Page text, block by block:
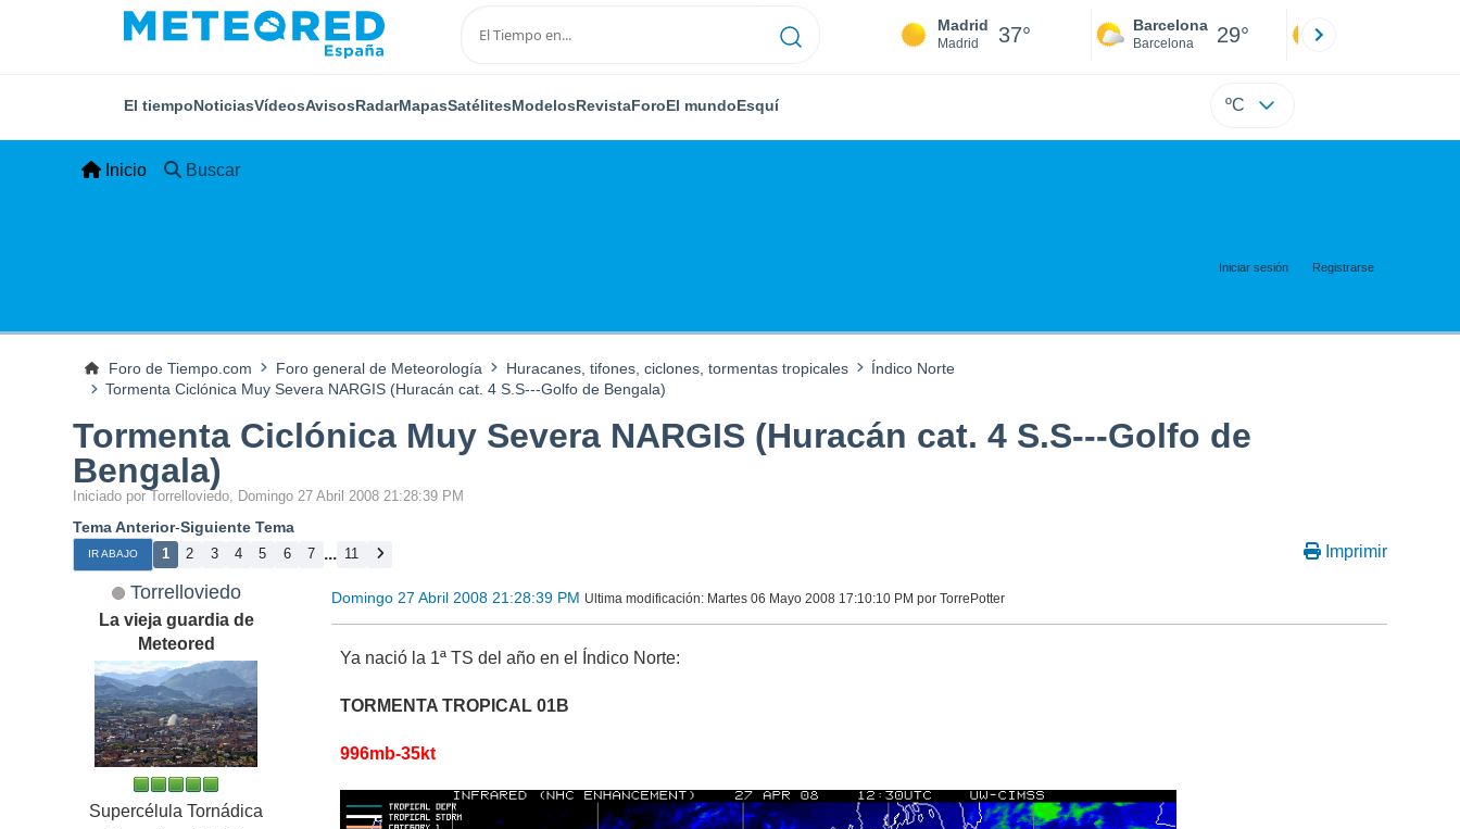
Madrid
Madrid 37° Barcelona
Barcelona 29°
El tiempoNoticiasVídeosAvisosRadarMapasSatélitesModelosRevistaForoEl mundoEsquí ºC
Inicio Buscar
Iniciar sesión Registrarse
Foro de Tiempo.com Foro general de Meteorología Huracanes, tifones, ciclones, tormentas tropicales
Índico Norte
Tormenta Ciclónica Muy Severa NARGIS (Huracán cat. 4 S.S---Golfo de Bengala)
Tormenta Ciclónica Muy Severa NARGIS (Huracán cat. 4 S.S---Golfo de
Bengala)
Iniciado por Torrelloviedo, Domingo 27 Abril 2008 21:28:39 PM
Tema Anterior-Siguiente Tema
IR ABAJO 1 2 3 4 5 6 7 ... 11 Imprimir
Torrelloviedo
La vieja guardia de
Meteored
Supercélula Tornádica
Domingo 27 Abril 2008 21:28:39 PM Ultima modificación: Martes 06 Mayo 2008 17:10:10 PM por TorrePotter
Ya nació la 1ª TS del año en el Índico Norte:
TORMENTA TROPICAL 01B
996mb-35kt